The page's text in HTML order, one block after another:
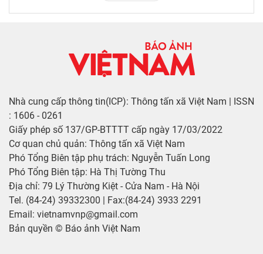
Nhà cung cấp thông tin(ICP): Thông tấn xã Việt Nam | ISSN
: 1606 - 0261
Giấy phép số 137/GP-BTTTT cấp ngày 17/03/2022
Cơ quan chủ quản: Thông tấn xã Việt Nam
Phó Tổng Biên tập phụ trách: Nguyễn Tuấn Long
Phó Tổng Biên tập: Hà Thị Tường Thu
Địa chỉ: 79 Lý Thường Kiệt - Cửa Nam - Hà Nội
Tel. (84-24) 39332300 | Fax:(84-24) 3933 2291
Email: vietnamvnp@gmail.com
Bản quyền © Báo ảnh Việt Nam